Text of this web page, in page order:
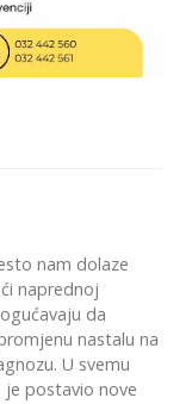
nam dolaze
naprednoj
da
nastalu na
U svemu
postavio nove